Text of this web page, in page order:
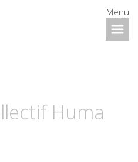
Menu
Huma